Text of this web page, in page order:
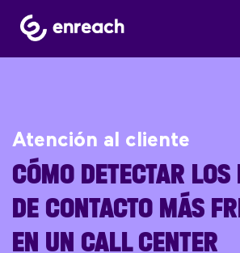
Atención al cliente
CÓMO DETECTAR
DE CONTACTO MÁS
EN UN CALL CENTER